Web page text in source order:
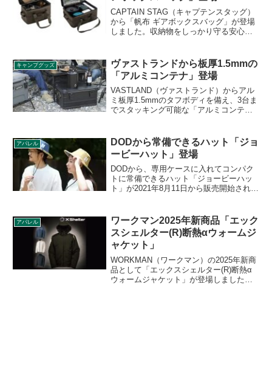
CAPTAIN STAG（キャプテンスタッグ）
から「帆布 ギアボックスバッグ」が登場
しました。収納物をしっかり守る安心設
きで、自由に動かせる中仕切りも付いて
います。詳細をレビューします。
キャンプグッズ
ヴァストランドから板厚1.5mmの
「アルミコンテナ」登場
VASTLAND（ヴァストランド）からアル
ミ板厚1.5mmのタフボディを備え、3台ま
でスタッキング可能な「アルミコンテ
開です。詳細をレビューします。
アパレル
DODから常備できるハット「ジョ
ービーハット」登場
DODから、専用ケースに入れてコンパク
トに常備できるハット「ジョービーハッ
ト」が2021年8月11日から販売開始されま
ウンスされました。詳細をレビューしま
す。
アパレル
ワークマン2025年新商品「エック
スシェルター(R)断熱αウォームジ
ャケット」
WORKMAN（ワークマン）の2025年新商
品として「エックスシェルター(R)断熱α
ウォームジャケット」が登場しました。